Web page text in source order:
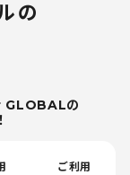
の
の
ご利用